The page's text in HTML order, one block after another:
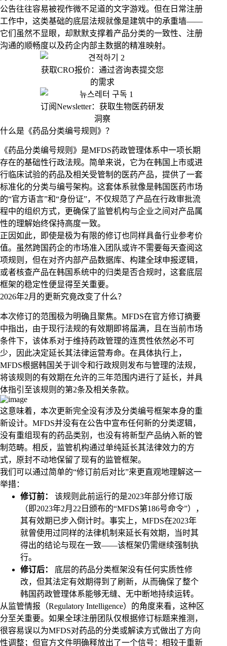
公告往往容易被视作微不足道的文字游戏。但在日常注册
工作中，这类基础的底层法规就像是建筑中的承重墙——
它们虽然不显眼，却默默支撑着产品分类的一致性、注册
沟通的顺畅度以及药企内部主数据的精准映射。
获取CRO报价：通过咨询表提交您
的需求
订阅Newsletter：获取生物医药研发
洞察
什么是《药品分类编号规则》？
《药品分类编号规则》是MFDS药政管理体系中一项长期
存在的基础性行政法规。简单来说，它为在韩国上市或进
行临床试验的药品及相关受管制的医药产品，提供了一套
标准化的分类与编号架构。这套体系就像是韩国医药市场
的“官方语言”和“身份证”，不仅规范了产品在行政审批流
程中的组织方式，更确保了监管机构与企业之间对产品属
性的理解始终保持高度一致。
正因如此，即使是极为有限的修订也同样具备行业参考价
值。虽然跨国药企的市场准入团队或许不需要每天查阅这
项规则，但在对齐内部产品数据库、构建全球申报逻辑，
或者核查产品在韩国系统中的归类是否合规时，这套底层
框架的稳定性便显得至关重要。
2026年2月的更新究竟改变了什么？
本次修订的范围极为明确且聚焦。MFDS在官方修订摘要
中指出，由于现行法规的有效期即将届满，且在当前市场
条件下，该体系对于维持药政管理的连贯性依然必不可
少，因此决定延长其法律运营寿命。在具体执行上，
MFDS根据韩国关于训令和行政规则发布与管理的法规，
将该规则的有效期在允许的三年范围内进行了延长，并具
体指引至该规则的第2条及相关条款。
这意味着，本次更新完全没有涉及分类编号框架本身的重
新设计。MFDS并没有在公告中宣布任何新的分类逻辑，
没有重组现有的药品类别，也没有将新型产品纳入新的管
制范畴。相反，监管机构通过单纯延长其法律效力的方
式，原封不动地保留了现有的监管框架。
我们可以通过简单的“修订前后对比”来更直观地理解这一
举措：
修订前：
该规则此前运行的是2023年部分修订版
（即2023年2月22日颁布的“MFDS第186号命令”），
其有效期已步入倒计时。事实上，MFDS在2023年
就曾使用过同样的法律机制来延长有效期，当时其
得出的结论与现在一致——该框架仍需继续强制执
行。
修订后：
底层的药品分类框架没有任何实质性修
改，但其法定有效期得到了刷新，从而确保了整个
韩国药政管理体系能够无缝、无中断地持续运转。
从监管情报（Regulatory Intelligence）的角度来看，这种区
分至关重要。如果全球注册团队仅根据修订标题来推测，
很容易误以为MFDS对药品的分类或解读方式做出了方向
性调整；但官方文件明确释放出了一个信号：相较于重新